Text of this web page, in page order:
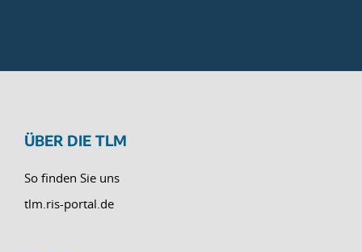
ÜBER DIE TLM
So finden Sie uns
tlm.ris-portal.de